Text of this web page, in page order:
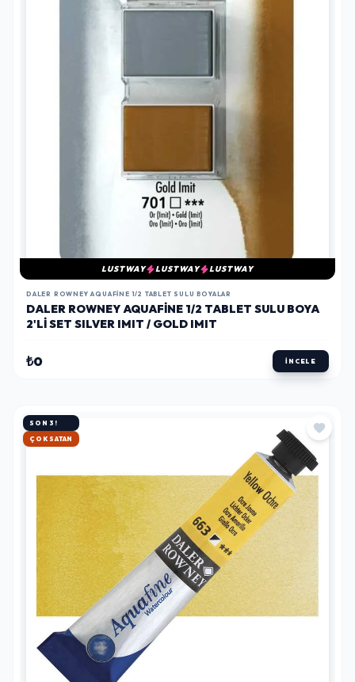
LUSTWAY LUSTWAY LUSTWAY
DALER ROWNEY AQUAFINE 1/2 TABLET SULU BOYALAR
DALER ROWNEY AQUAFINE 1/2 TABLET SULU BOYA
2'LI SET SILVER IMIT / GOLD IMIT
₺0 İNCELE
SON 3!
HIZLI KARGO